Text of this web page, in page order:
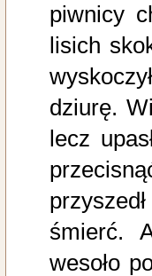
piwnicy
lisich
dziurę.
lecz
śmierć.
wesoło